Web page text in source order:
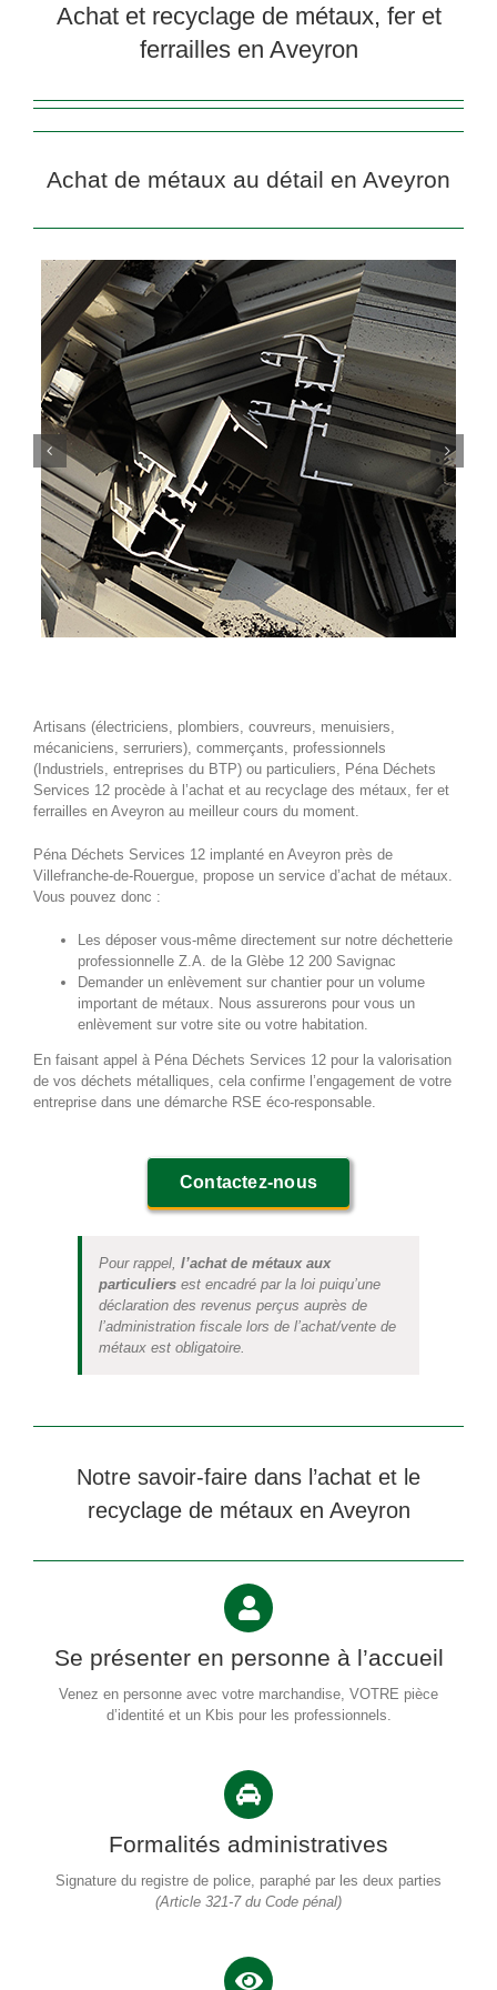
Achat et recyclage de métaux, fer et
ferrailles en Aveyron
Achat de métaux au détail en Aveyron
Artisans (électriciens, plombiers, couvreurs, menuisiers,
mécaniciens, serruriers), commerçants, professionnels
(Industriels, entreprises du BTP) ou particuliers, Péna Déchets
Services 12 procède à l’achat et au recyclage des métaux, fer et
ferrailles en Aveyron au meilleur cours du moment.
Péna Déchets Services 12 implanté en Aveyron près de
Villefranche-de-Rouergue, propose un service d’achat de métaux.
Vous pouvez donc :
Les déposer vous-même directement sur notre déchetterie
professionnelle Z.A. de la Glèbe 12 200 Savignac
Demander un enlèvement sur chantier pour un volume
important de métaux. Nous assurerons pour vous un
enlèvement sur votre site ou votre habitation.
En faisant appel à Péna Déchets Services 12 pour la valorisation
de vos déchets métalliques, cela confirme l’engagement de votre
entreprise dans une démarche RSE éco-responsable.
Contactez-nous
Pour rappel, l’achat de métaux aux
particuliers est encadré par la loi puiqu’une
déclaration des revenus perçus auprès de
l’administration fiscale lors de l’achat/vente de
métaux est obligatoire.
Notre savoir-faire dans l’achat et le
recyclage de métaux en Aveyron
Se présenter en personne à l’accueil
Venez en personne avec votre marchandise, VOTRE pièce
d’identité et un Kbis pour les professionnels.
Formalités administratives
Signature du registre de police, paraphé par les deux parties
(Article 321-7 du Code pénal)